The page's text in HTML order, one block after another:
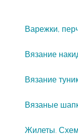
Варежки,
Вязание
Вязание
Вязаные
Жилеты.